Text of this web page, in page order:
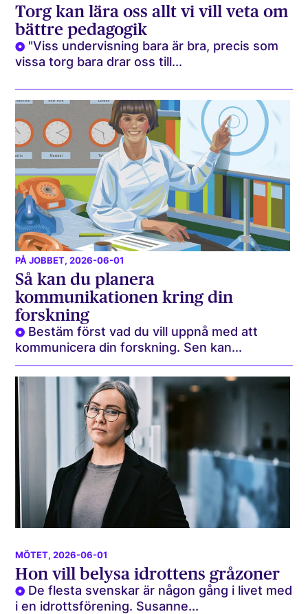
Torg kan lära oss allt vi vill veta om
bättre pedagogik
"Viss undervisning bara är bra, precis som
vissa torg bara drar oss till...
PÅ JOBBET, 2026-06-01
Så kan du planera
kommunikationen kring din
forskning
Bestäm först vad du vill uppnå med att
kommunicera din forskning. Sen kan...
MÖTET, 2026-06-01
Hon vill belysa idrottens gråzoner
De flesta svenskar är någon gång i livet med
i en idrottsförening. Susanne...